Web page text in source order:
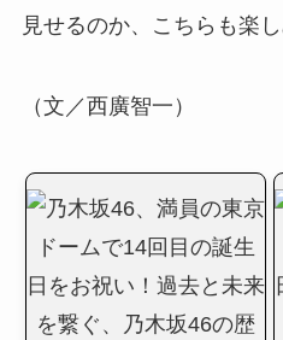
見せるのか、こちらも楽
（文／西廣智一）